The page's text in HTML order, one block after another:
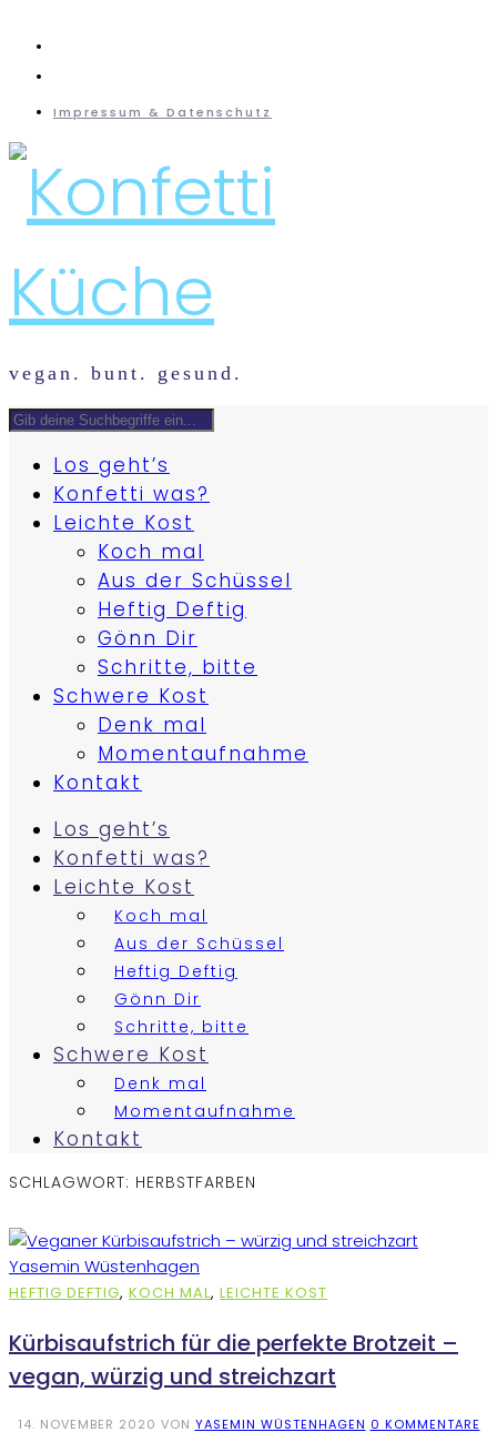
Impressum & Datenschutz
vegan. bunt. gesund.
Los geht’s
Konfetti was?
Leichte Kost
Koch mal
Aus der Schüssel
Heftig Deftig
Gönn Dir
Schritte, bitte
Schwere Kost
Denk mal
Momentaufnahme
Kontakt
Los geht’s
Konfetti was?
Leichte Kost
Koch mal
Aus der Schüssel
Heftig Deftig
Gönn Dir
Schritte, bitte
Schwere Kost
Denk mal
Momentaufnahme
Kontakt
SCHLAGWORT: HERBSTFARBEN
HEFTIG DEFTIG, KOCH MAL, LEICHTE KOST
Kürbisaufstrich für die perfekte Brotzeit –
vegan, würzig und streichzart
14. NOVEMBER 2020 VON YASEMIN WÜSTENHAGEN 0 KOMMENTARE